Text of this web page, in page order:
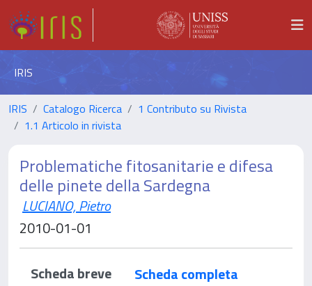
IRIS
IRIS Catalogo Ricerca
1 Contributo su Rivista
1.1 Articolo in rivista
Problematiche fitosanitarie e difesa
delle pinete della Sardegna
LUCIANO, Pietro
2010-01-01
Scheda breve
Scheda completa